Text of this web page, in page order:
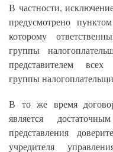
В частности,
предусмотрено
которому
группы
представителем всех
группы
В то же время
является
представления
учредителя